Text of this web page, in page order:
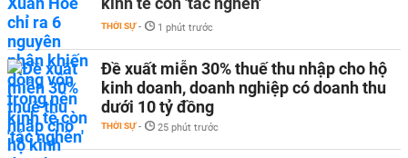
THỜI SỰ - 1 phút trước
Đề xuất miễn 30% thuế thu nhập cho hộ
kinh doanh, doanh nghiệp có doanh thu
dưới 10 tỷ đồng
THỜI SỰ - 25 phút trước